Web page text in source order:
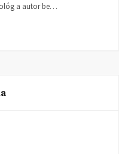
a autor be…